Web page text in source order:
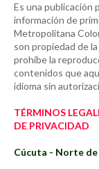
Es una publicación
información de
Metropolitana
son propiedad de
prohíbe la
contenidos que
idioma sin
TÉRMINOS
DE PRIVACIDAD
Cúcuta - Norte